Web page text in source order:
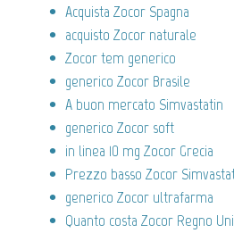
Acquista Zocor Spagna
acquisto Zocor naturale
Zocor tem generico
generico Zocor Brasile
A buon mercato Simvastatin
generico Zocor soft
in linea 10 mg Zocor Grecia
Prezzo basso Zocor
generico Zocor ultrafarma
Quanto costa Zocor Regno